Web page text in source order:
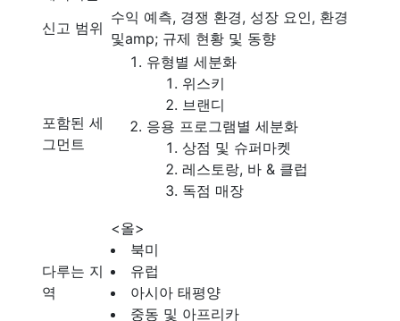
신고 범위
수익 예측, 경쟁 환경, 성장 요인, 환경
및amp; 규제 현황 및 동향
포함된 세
그먼트
유형별 세분화
위스키
브랜디
응용 프로그램별 세분화
상점 및 슈퍼마켓
레스토랑, 바 & 클럽
독점 매장
다루는 지
역
<올>
북미
유럽
아시아 태평양
중동 및 아프리카